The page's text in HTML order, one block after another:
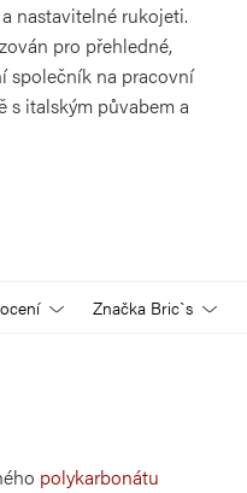
nastavitelné rukojeti.
pro přehledné,
společník na pracovní
s italským půvabem a
Značka Bric`s
polykarbonátu